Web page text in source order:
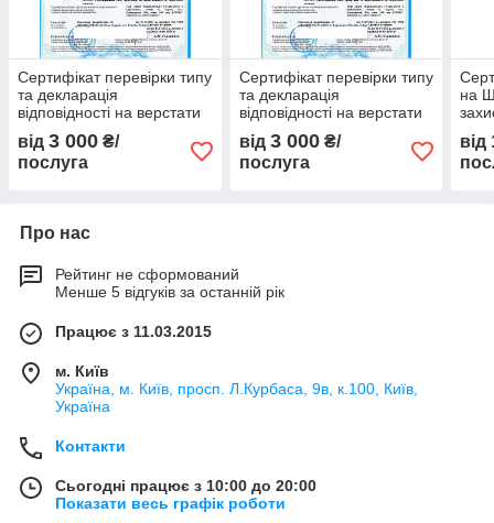
Сертифікат перевірки типу
та декларація
відповідності на верстати
від 3 000 ₴/
послуга
Сертифікат перевірки типу
та декларація
відповідності на верстати
від 3 000₴/
послуга
на
від
Про нас
Рейтинг не сформований
Менше 5 відгуків за останній рік
Працює з 11.03.2015
м. Київ
Україна, м. Київ, просп. Л.Курбаса, 9в, к.100, Київ,
Україна
Контакти
Сьогодні працює з 10:00 до 20:00
Показати весь графік роботи